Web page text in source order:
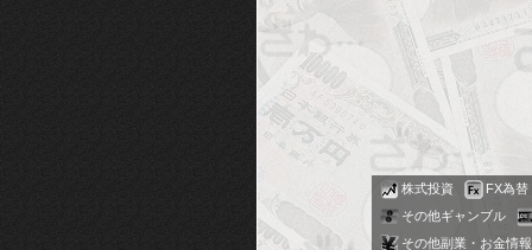
株式投資
FX為替
その他ギャンブル
その他副業・お金情報